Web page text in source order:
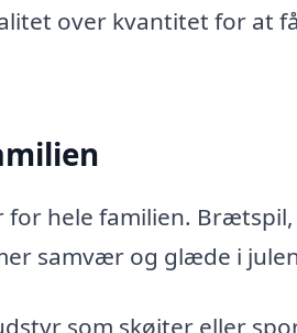
over kvantitet for at
hele familien.
samvær og glæde i
som skøjter eller